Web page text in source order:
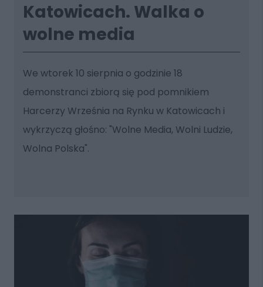
Katowicach. Walka o
wolne media
We wtorek 10 sierpnia o godzinie 18
demonstranci zbiorą się pod pomnikiem
Harcerzy Września na Rynku w Katowicach i
wykrzyczą głośno: "Wolne Media, Wolni Ludzie,
Wolna Polska".